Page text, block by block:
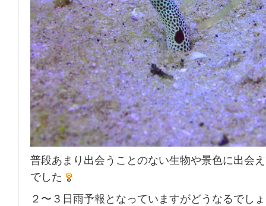
普段あまり出会うことのない生物や景色に出会
でした
２〜３日雨予報となっていますがどうなるでし